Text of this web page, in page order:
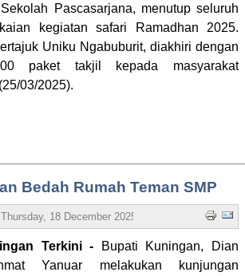
Pascasarjana, menutup seluruh
kegiatan safari Ramadhan 2025.
Uniku Ngabuburit, diakhiri dengan
paket takjil kepada masyarakat
03/2025).
Bedah Rumah Teman SMP
Thursday, 18 December 2025 15:03 Written by t'ing
Terkini - Bupati Kuningan, Dian
Yanuar melakukan kunjungan